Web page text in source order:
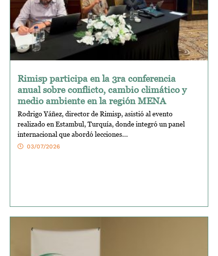
Rimisp participa en la 3ra conferencia
anual sobre conflicto, cambio climático y
medio ambiente en la región MENA
Rodrigo Yáñez, director de Rimisp, asistió al evento
realizado en Estambul, Turquía, donde integró un panel
internacional que abordó lecciones...
03/07/2026